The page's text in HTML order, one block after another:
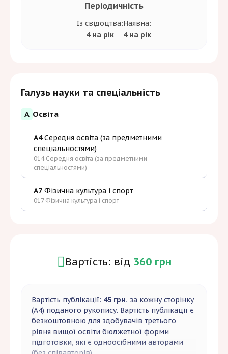
Галузь науки та спеціальність
А Освіта
A4Середня освіта (за предметними
спеціальностями)
014 Середня освіта (за предметними
спеціальностями)
A7 Фізична культура і спорт
017 Фізична культура і спорт
Вартість: від 360 грн
Вартість публікації: 45 грн. за кожну сторінку
(А4) поданого рукопису. Вартість публікації є
безкоштовною для здобувачів третього
рівня вищої освіти бюджетної форми
підготовки, які є одноосібними авторами
Періодичність
Із свідоцтва:
4 на рік
Наявна:
4 на рік